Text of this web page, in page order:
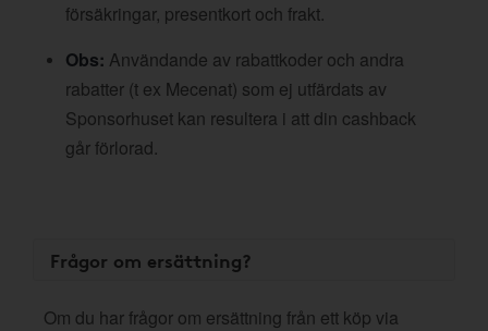
försäkringar, presentkort och frakt.
Obs: Användande av rabattkoder och andra
rabatter (t ex Mecenat) som ej utfärdats av
Sponsorhuset kan resultera i att din cashback
går förlorad.
Frågor om ersättning?
Om du har frågor om ersättning från ett köp via